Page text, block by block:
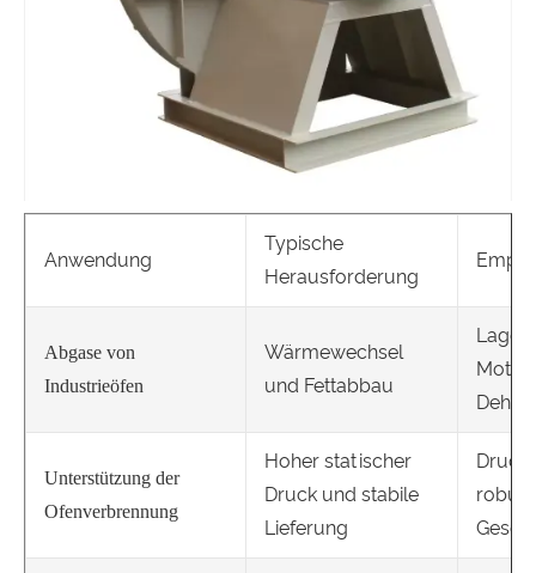
Anwendung
Typische
Herausforderung
Abgase von
Industrieöfen
Wärmewechsel
und Fettabbau
Unterstützung der
Ofenverbrennung
Hoher statischer
Druck und stabile
Lieferung